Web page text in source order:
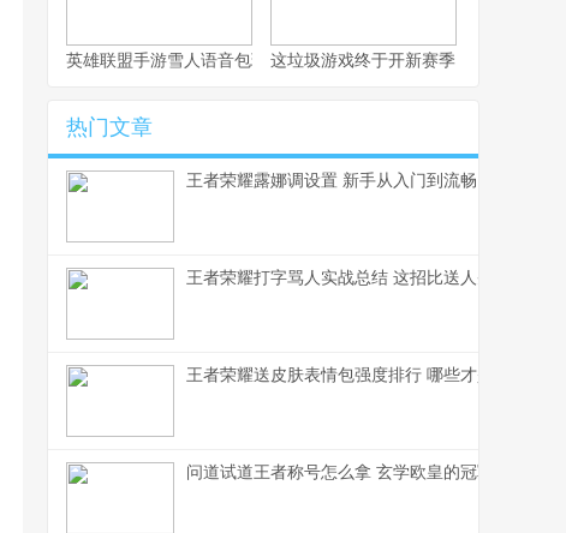
英雄联盟手游雪人语音包玩法全解析这垃圾游戏终于开新赛季了，不写篇攻
热门文章
王者荣耀露娜调设置 新手从入门到流畅
王者荣耀打字骂人实战总结 这招比送人头还毒
王者荣耀送皮肤表情包强度排行 哪些才是真正的社
问道试道王者称号怎么拿 玄学欧皇的冠军玄学